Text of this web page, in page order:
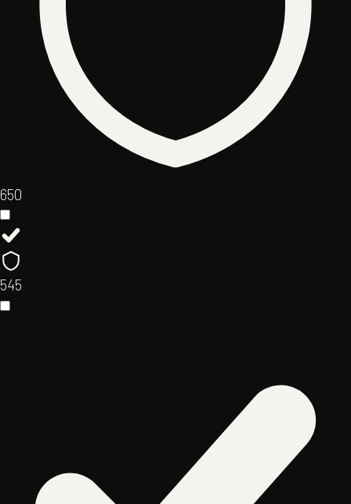
650
545